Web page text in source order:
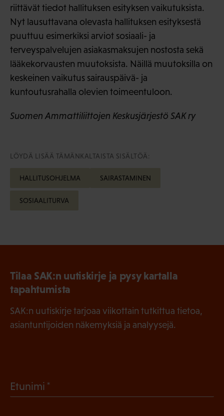
riittävät tiedot hallituksen esityksen vaikutuksista.
Nyt lausuttavana olevasta hallituksen esityksestä
puuttuu esimerkiksi arviot sosiaali- ja
terveyspalvelujen asiakasmaksujen nostosta sekä
lääkekorvausten muutoksista. Näillä muutoksilla on
keskeinen vaikutus sairauspäivä- ja
kuntoutusrahalla olevien toimeentuloon.
Suomen Ammattiliittojen Keskusjärjestö SAK ry
LÖYDÄ LISÄÄ TÄMÄNKALTAISTA SISÄLTÖÄ:
HALLITUSOHJELMA SAIRASTAMINEN
SOSIAALITURVA
Tilaa SAK:n uutiskirje ja pysy kartalla
tapahtumista
SAK:n uutiskirje tarjoaa viikottain tutkittua tietoa,
asiantuntijoiden näkemyksiä ja analyysejä.
Etunimi
P